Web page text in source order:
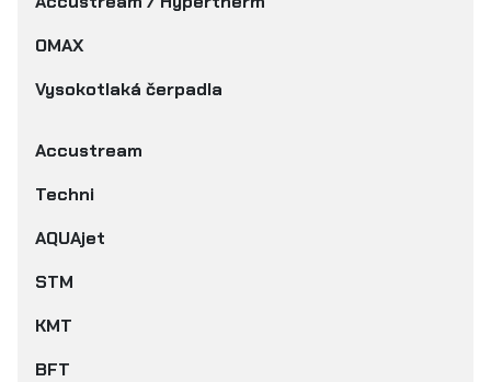
OMAX
Vysokotlaká čerpadla
Accustream
Techni
AQUAjet
STM
KMT
BFT